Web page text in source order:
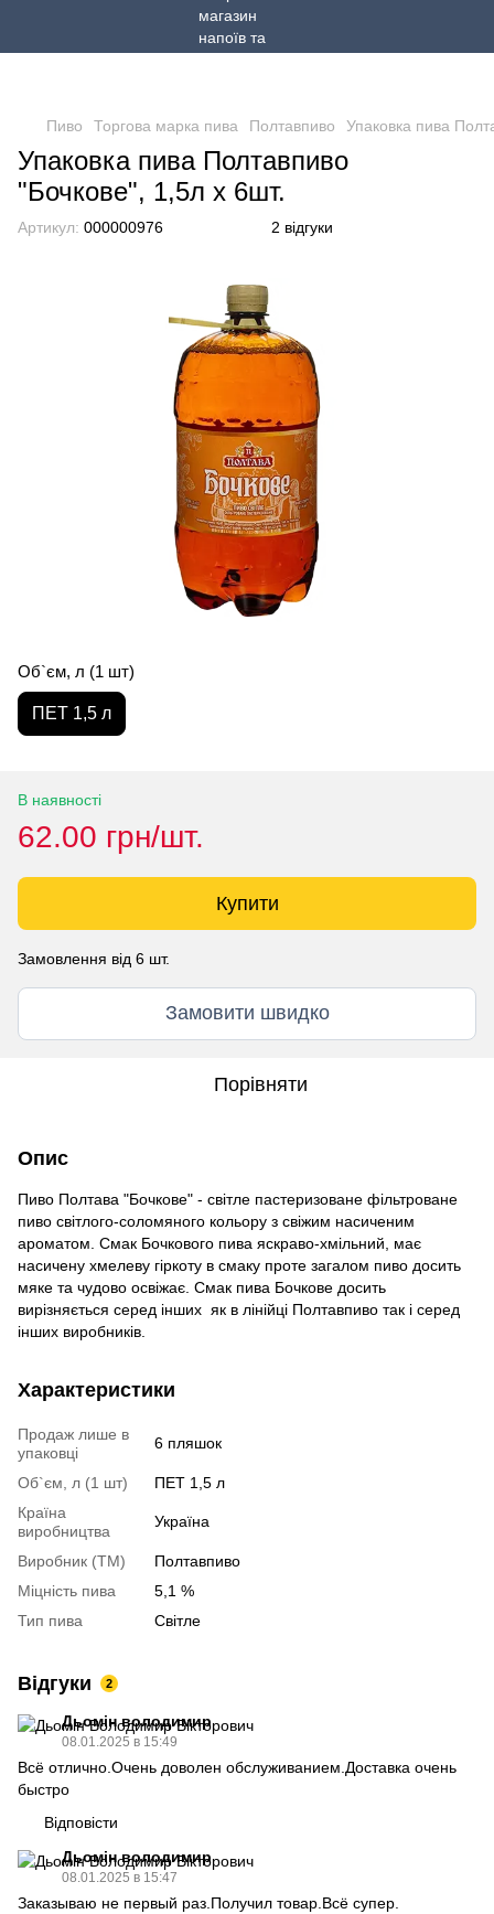
Пиво Торгова марка пива Полтавпиво Упаковка пива
Упаковка пива Полтавпиво
"Бочкове", 1,5л х 6шт.
Артикул: 000000976 2 відгуки
Об`єм, л (1 шт)
ПЕТ 1,5 л
В наявності
62.00 грн/шт.
Купити
Замовлення від 6 шт.
Замовити швидко
Порівняти
Опис
Пиво Полтава "Бочкове" - світле пастеризоване фільтроване
пиво світлого-соломяного кольору з свіжим насиченим
ароматом. Смак Бочкового пива яскраво-хмільний, має
насичену хмелеву гіркоту в смаку проте загалом пиво досить
мяке та чудово освіжає. Смак пива Бочкове досить
вирізняється серед інших як в лінійці Полтавпиво так і серед
інших виробників.
Характеристики
Продаж лише в
упаковці
6 пляшок
Об`єм, л (1 шт)
ПЕТ 1,5 л
Країна
виробництва
Україна
Виробник (ТМ)
Полтавпиво
Міцність пива
5,1 %
Тип пива
Світле
Відгуки 2
Дьомін володимир
08.01.2025 в 15:49
Всё отлично.Очень доволен обслуживанием.Доставка очень
быстро
Відповісти
Дьомін володимир
08.01.2025 в 15:47
Заказываю не первый раз.Получил товар.Всё супер.